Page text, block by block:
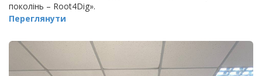
поколінь – Root4Dig».
Переглянути